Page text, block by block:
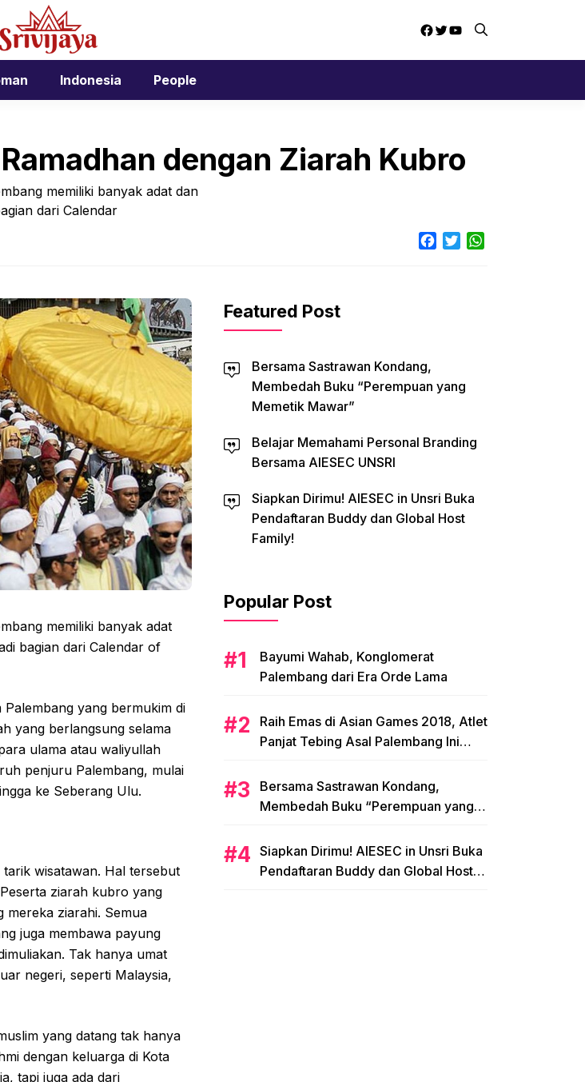
Facebook
Twitter
YouTube
Indonesia People
dengan Ziarah Kubro
memiliki banyak adat dan
dari Calendar
Facebook
Twitter
memiliki banyak adat
bagian dari Calendar of
yang bermukim di
yang berlangsung selama
ulama atau waliyullah
penjuru Palembang, mulai
ke Seberang Ulu.
wisatawan. Hal tersebut
ziarah kubro yang
mereka ziarahi. Semua
juga membawa payung
Tak hanya umat
negeri, seperti Malaysia,
yang datang tak hanya
dengan keluarga di Kota
tapi juga ada dari
Featured Post
Bersama Sastrawan Kondang,
Membedah Buku “Perempuan yang
Memetik Mawar”
Belajar Memahami Personal Branding
Bersama AIESEC UNSRI
Siapkan Dirimu! AIESEC in Unsri Buka
Pendaftaran Buddy dan Global Host
Family!
Popular Post
Bayumi Wahab, Konglomerat
Palembang dari Era Orde Lama
Raih Emas di Asian Games 2018, Atlet
Panjat Tebing Asal Palembang Ini
Bersama Sastrawan Kondang,
Membedah Buku “Perempuan yang
Siapkan Dirimu! AIESEC in Unsri Buka
Pendaftaran Buddy dan Global Host